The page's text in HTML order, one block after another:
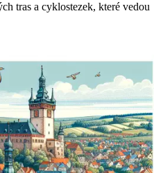
tras a cyklostezek, které vedou